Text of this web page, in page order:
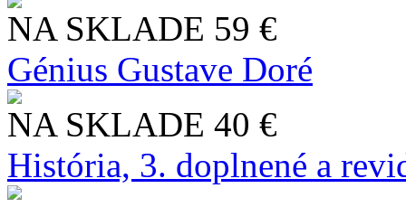
NA SKLADE 59 €
Génius Gustave Doré
NA SKLADE 40 €
História, 3. doplnené a